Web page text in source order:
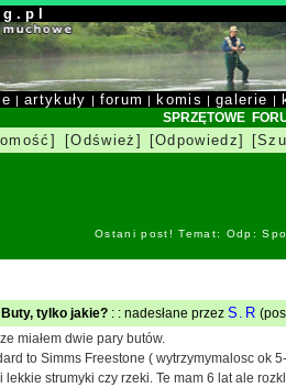
. p l
|artykuły | forum | komis |galerie |
SPRZĘTOWE
[Odśwież] [Odpowiedz]
Ostani post! Temat: Odp:
tylko jakie? : : nadesłane przez S.R
miałem dwie pary butów.
to Simms Freestone ( wytrzymymalosc ok
lekkie strumyki czy rzeki. Te mam 6 lat ale